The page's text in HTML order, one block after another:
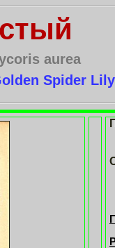
aurea
Spider Lily